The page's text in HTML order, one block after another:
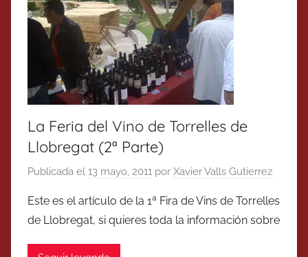
La Feria del Vino de Torrelles de
Llobregat (2ª Parte)
Publicada el 13 mayo, 2011 por Xavier Valls Gutierrez
Este es el artículo de la 1ª Fira de Vins de Torrelles
de Llobregat, si quieres toda la información sobre